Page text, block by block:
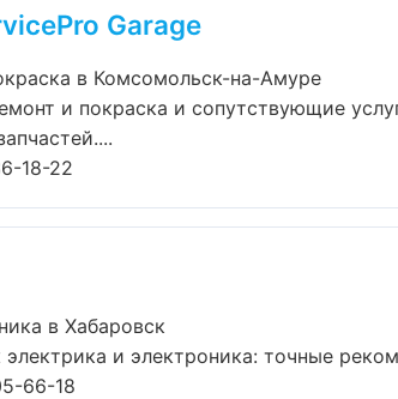
Garage
в Комсомольск-на-Амуре
и покраска и сопутствующие
18-22
в Хабаровск
и электроника: точные
66-18